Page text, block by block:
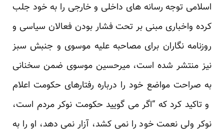
اسلامی توجه رسانه های داخلی و خارجی را به خود جلب
کرده واخباری مبنی بر تحت فشار بودن فعالان سیاسی و
روزنامه نگاران برای مصاحبه علیه موسوی و جنبش سبز
نیز منتشر شده است، میرحسین موسوی ضمن سخنانی
به صراحت مواضع خود را درباره رفتارهای حکومت اعلام
و تاکید کرد که “اگر می گویید حکومت نوکر مردم است،
نوکر ولی نعمت خود را نمی کشد، آزار نمی دهد، او را به